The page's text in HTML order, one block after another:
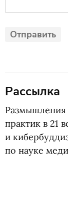
Рассылка
Размышления
практик в 21
и
по науке